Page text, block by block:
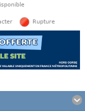
Rupture